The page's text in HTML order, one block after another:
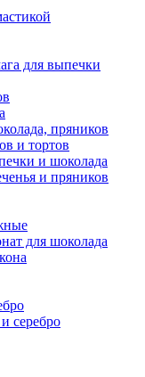
для выпечки
пряников
и тортов
и шоколада
и пряников
для шоколада
серебро